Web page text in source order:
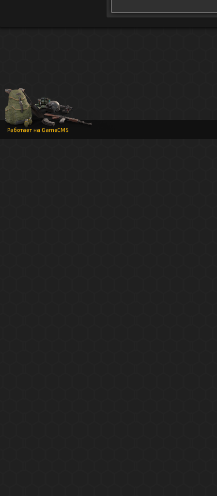
Работает на GameCMS